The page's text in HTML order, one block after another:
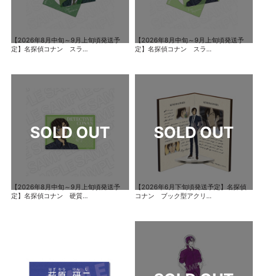
【2026年8月中旬～9月上旬頃発送予
定】名探偵コナン スラ...
【2026年8月中旬～9月上旬頃発送予
定】名探偵コナン スラ...
【2026年8月中旬～9月上旬頃発送予
定】名探偵コナン 硬質...
【2026年6月下旬頃発送予定】名探偵
コナン ブック型アクリ...